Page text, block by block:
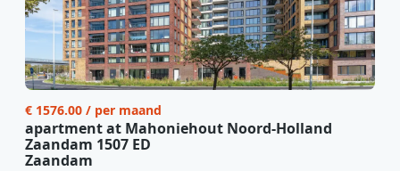
€ 1576.00 / per maand
apartment at Mahoniehout Noord-Holland
Zaandam 1507 ED
Zaandam